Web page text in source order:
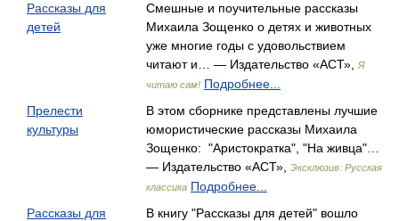
Рассказы для
детей
Смешные и поучительные рассказы
Михаила Зощенко о детях и животных
уже многие годы с удовольствием
читают и… — Издательство «АСТ»,
Я
читаю сам! Подробнее...
Прелести
культуры
В этом сборнике представлены лучшие
юмористические рассказы Михаила
Зощенко: "Аристократка", "На живца"…
— Издательство «АСТ»,
Эксклюзив: Русская
классика Подробнее...
Рассказы для
В книгу "Рассказы для детей" вошло